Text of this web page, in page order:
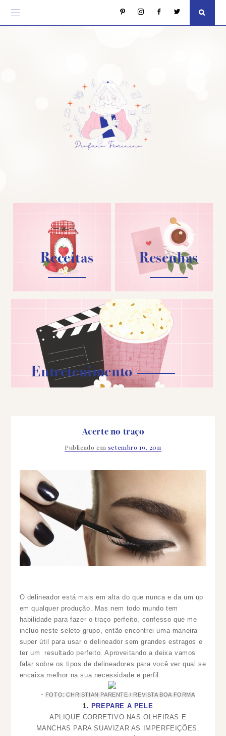
Receitas Resenhas
Entretenimento
Acerte no traço
Publicado em setembro 19, 2011
O delineador está mais em alta do que nunca e da um up
em qualquer produção. Mas nem todo mundo tem
habilidade para fazer o traço perfeito, confesso que me
incluo neste seleto grupo, então encontrei uma maneira
super útil para usar o delineador sem grandes estragos e
ter um resultado perfeito. Aproveitando a deixa vamos
falar sobre os tipos de delineadores para você ver qual se
encaixa melhor na sua necessidade e perfil.
FOTO: CHRISTIAN PARENTE / REVISTA BOA FORMA
1. PREPARE A PELE
APLIQUE CORRETIVO NAS OLHEIRAS E
MANCHAS PARA SUAVIZAR AS IMPERFEIÇÕES.